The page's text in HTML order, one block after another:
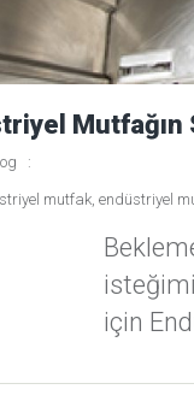
Mutfağın
mutfak endüstriyel
için